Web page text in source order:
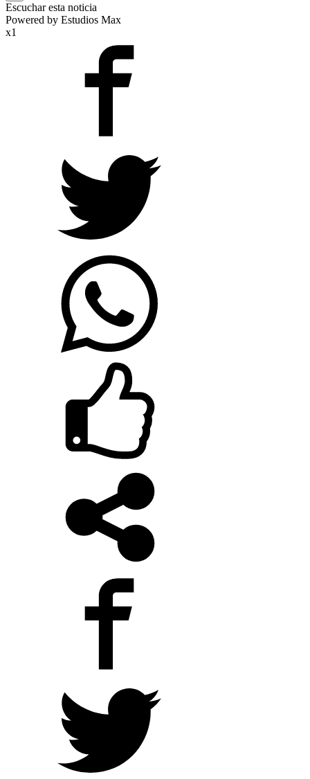
Escuchar esta noticia
Powered by Estudios Max
x1